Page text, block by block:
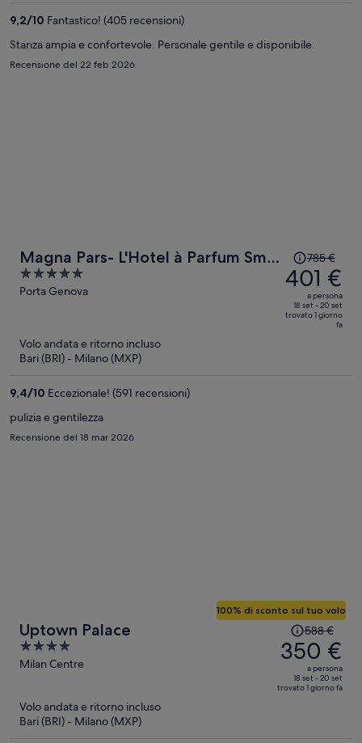
9,2/10 Fantastico! (405 recensioni)
Stanza ampia e confortevole. Personale gentile e disponibile.
Recensione del 22 feb 2026
Magna Pars- L'Hotel à Parfum Small
Luxury Hotels of the World
5
out
Porta Genova
prezzo
era
785 €,
ora
785 €
401 €
a persona
18 set - 20 set
trovato 1 giorno
fa
Volo andata e ritorno incluso
Bari (BRI) - Milano (MXP)
9,4/10 Eccezionale! (591 recensioni)
pulizia e gentilezza
Recensione del 18 mar 2026
Uptown Palace
4
out
Milan Centre
100% di sconto sul tuo volo
prezzo
era
588 €,
ora
588 €
350 €
a persona
18 set - 20 set
trovato 1 giorno fa
Volo andata e ritorno incluso
Bari (BRI) - Milano (MXP)